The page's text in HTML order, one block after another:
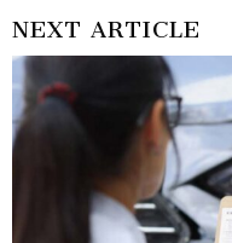
NEXT ARTICLE